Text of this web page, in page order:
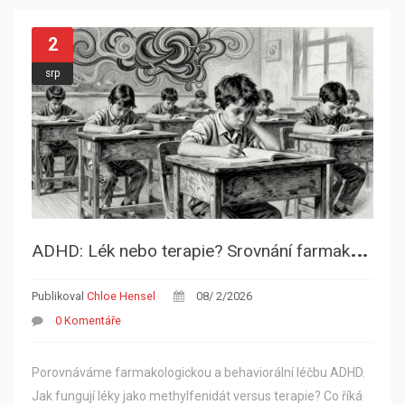
2
srp
A
DHD: Lék nebo terapie? Srovnání farmakologické a behaviorální léčby
Publikoval Chloe Hensel
08/ 2/2026
0 Komentáře
Porovnáváme farmakologickou a behaviorální léčbu ADHD.
Jak fungují léky jako methylfenidát versus terapie? Co říká